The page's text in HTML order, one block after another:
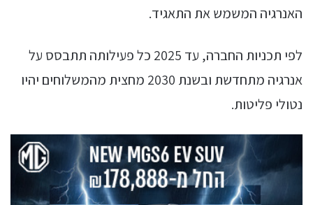
האנרגיה המשמש את התאגיד.
לפי תכניות החברה, עד 2025 כל פעילותה תתבסס על
אנרגיה מתחדשת ובשנת 2030 מחצית מהמשלוחים יהיו
נטולי פליטות.